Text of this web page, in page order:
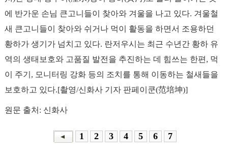
에 반가운 손님 큰고니들이 찾아와 겨울을 나고 있다. 겨울철
새 큰고니들이 찾아와 쉬거나 먹이 활동을 하면서 조용하던
황하가 생기가 넘치고 있다. 란저우시는 최근 수년간 황하 유
역의 생태보호와 고품질 발전을 추진하는 데 힘쓰는 한편, 먹
이 주기, 모니터링 강화 등의 조치를 통해 이동하는 철새들을
보호하고 있다.[촬영/신화사 기자 판페이쿤(范培坤)]
원문 출처: 신화사
1 2 3 4 5 6 7